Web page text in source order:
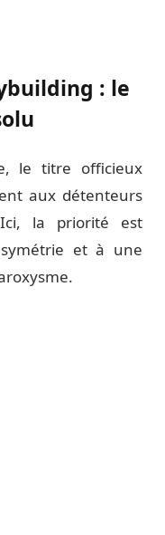
: le
le titre officieux
aux détenteurs
la priorité est
et à une